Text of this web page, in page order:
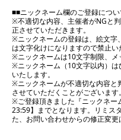
■■ニックネーム欄のご登録につ
※不適切な内容、主催者がNGと
正させていただきます。
※ニックネームの登録は、絵文
は文字化けになりますので禁止い
※ニックネームは10文字制限、メ
※ニックネーム（10文字以内）
いたします。
※ニックネームが不適切な内容と
させていただくことがございます
※ご登録頂きました『ニックネー
23:59】までとなります。リミス
た、お問い合わせからの修正変更